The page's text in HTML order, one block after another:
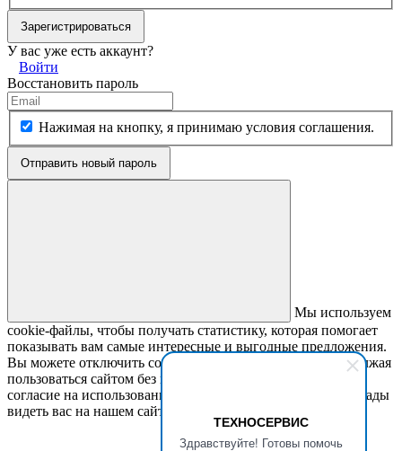
ТЕХНОСЕРВИС
Здравствуйте! Готовы помочь
Зарегистрироваться
У вас уже есть аккаунт?
Войти
Восстановить пароль
Нажимая на кнопку, я принимаю условия соглашения.
Отправить новый пароль
Мы используем
cookie-файлы, чтобы получать статистику, которая помогает
показывать вам самые интересные и выгодные предложения.
Вы можете отключить cookie-файлы в настройках. Продолжая
пользоваться сайтом без изменения настроек, вы даете
согласие на использование ваших cookie-файлов. Всегда рады
видеть вас на нашем сайте!